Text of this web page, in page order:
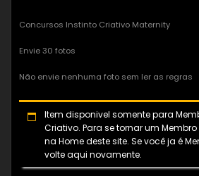
Concursos Instinto Criativo Maternity
Envie 30 fotos
Não envie nenhuma foto sem ler as regras
Item disponivel somente para
Criativo. Para se tornar um
na Home deste site. Se você ja é
volte aqui novamente.